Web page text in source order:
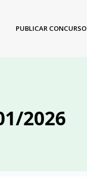
PUBLICAR CONCURSO
2026